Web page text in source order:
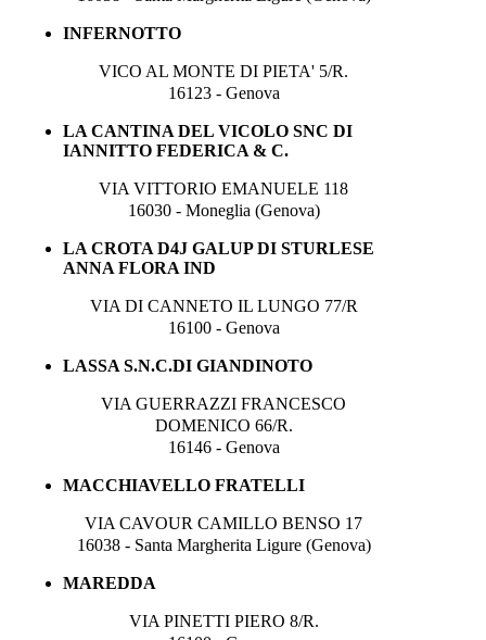
INFERNOTTO
VICO AL MONTE DI PIETA' 5/R.
16123 - Genova
LA CANTINA DEL VICOLO SNC DI
IANNITTO FEDERICA & C.
VIA VITTORIO EMANUELE 118
16030 - Moneglia (Genova)
LA CROTA D4J GALUP DI STURLESE
ANNA FLORA IND
VIA DI CANNETO IL LUNGO 77/R
16100 - Genova
LASSA S.N.C.DI GIANDINOTO
VIA GUERRAZZI FRANCESCO
DOMENICO 66/R.
16146 - Genova
MACCHIAVELLO FRATELLI
VIA CAVOUR CAMILLO BENSO 17
16038 - Santa Margherita Ligure (Genova)
MAREDDA
VIA PINETTI PIERO 8/R.